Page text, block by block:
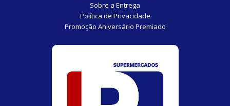
Sobre a Entrega
Política de Privacidade
Promoção Aniversário Premiado